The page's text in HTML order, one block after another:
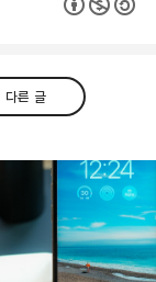
다른 글
트위터